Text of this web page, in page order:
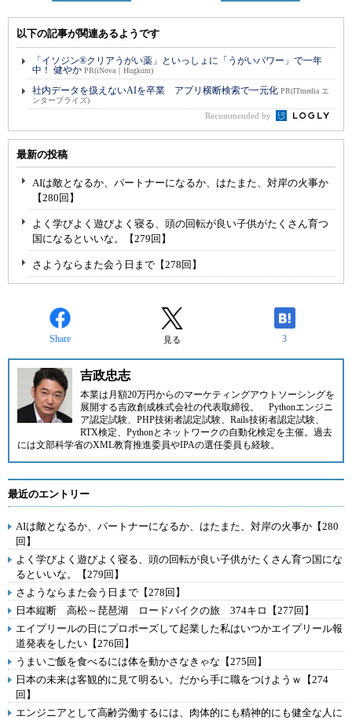
以下の記事が関連あるようです
「イソジン®クリアうがい薬」といっしょに「うがいパワー」で一年
中！ 健やか PR(iNova｜Hugkum)
社内データを扱えないAIを卒業 アプリ横断検索で一元化 PR(ITmedia エ
ンタープライズ)
Recommended by
最新の投稿
AIは敵となるか、パートナーになるか、はたまた、対岸の火事か
【280回】
よく学びよく遊びよく寝る、頭の回転が良い子供がたくさん育つ
国になるといいな。【279回】
さようならまた会う日まで【278回】
Share 見る 3
吉政忠志
本業は月額20万円からのマーケティングアウトソーシングを
展開する吉政創成株式会社の代表取締役。
Pythonエンジニ
ア認定試験、PHP技術者認定試験、Rails技術者認定試験、
RTX検定、Pythonとネットワークの自動化検定を主催。過去
には文部科学省のXML教育推進委員やIPAの選任委員も経験。
最近のエントリー
AIは敵となるか、パートナーになるか、はたまた、対岸の火事か【280
回】
よく学びよく遊びよく寝る、頭の回転が良い子供がたくさん育つ国にな
るといいな。【279回】
さようならまた会う日まで【278回】
日本縦断 高松～琵琶湖 ロードバイクの旅 374キロ【277回】
エイプリールの日にプロポーズして起業した私はいつかエイプリール報
道発表をしたい【276回】
うまいご飯を食べるには体を動かさなきゃな【275回】
日本の未来は客観的に見て明るい。だから手に職をつけようｗ【274
回】
エンジニアとして高齢労働するには、肉体的にも精神的にも健全な人に